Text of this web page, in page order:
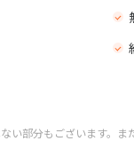
い部分もございます。